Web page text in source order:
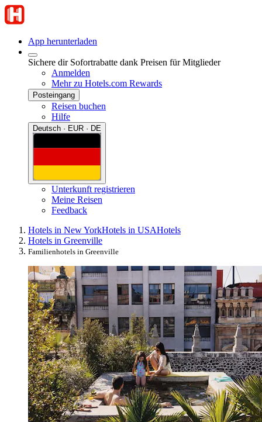
App herunterladen
Sichere dir Sofortrabatte dank Preisen für Mitglieder
Anmelden
Mehr zu Hotels.com Rewards
Posteingang
Reisen buchen
Hilfe
Deutsch · EUR · DE
Unterkunft registrieren
Meine Reisen
Feedback
Hotels in New YorkHotels in USAHotels
Hotels in Greenville
Familienhotels in Greenville